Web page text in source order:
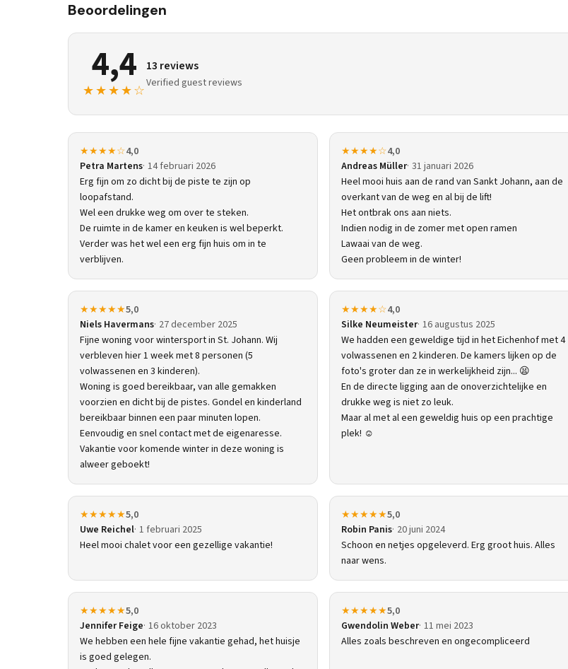
Beoordelingen
4,4
★★★★☆
13 reviews
Verified guest reviews
★★★★☆4,0
Petra Martens 14 februari 2026
Erg fijn om zo dicht bij de piste te zijn op
loopafstand.
Wel een drukke weg om over te steken.
De ruimte in de kamer en keuken is wel beperkt.
Verder was het wel een erg fijn huis om in te
verblijven.
★★★★☆4,0
Andreas Müller 31 januari 2026
Heel mooi huis aan de rand van Sankt Johann, aan de
overkant van de weg en al bij de lift!
Het ontbrak ons aan niets.
Indien nodig in de zomer met open ramen
Lawaai van de weg.
Geen probleem in de winter!
★★★★★5,0
Niels Havermans 27 december 2025
Fijne woning voor wintersport in St. Johann. Wij
verbleven hier 1 week met 8 personen (5
volwassenen en 3 kinderen).
Woning is goed bereikbaar, van alle gemakken
voorzien en dicht bij de pistes. Gondel en kinderland
bereikbaar binnen een paar minuten lopen.
Eenvoudig en snel contact met de eigenaresse.
Vakantie voor komende winter in deze woning is
alweer geboekt!
★★★★☆4,0
Silke Neumeister 16 augustus 2025
We hadden een geweldige tijd in het Eichenhof met 4
volwassenen en 2 kinderen. De kamers lijken op de
foto's groter dan ze in werkelijkheid zijn... 😫
En de directe ligging aan de onoverzichtelijke en
drukke weg is niet zo leuk.
Maar al met al een geweldig huis op een prachtige
plek! ☺️
★★★★★5,0
Uwe Reichel 1 februari 2025
Heel mooi chalet voor een gezellige vakantie!
★★★★★5,0
Robin Panis 20 juni 2024
Schoon en netjes opgeleverd. Erg groot huis. Alles
naar wens.
★★★★★5,0
Jennifer Feige 16 oktober 2023
We hebben een hele fijne vakantie gehad, het huisje
is goed gelegen.
★★★★★5,0
Gwendolin Weber 11 mei 2023
Alles zoals beschreven en ongecompliceerd